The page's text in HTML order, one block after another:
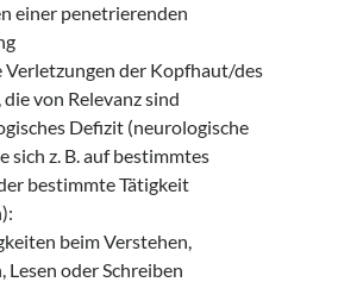
einer penetrierenden
Verletzungen der Kopfhaut/des
die von Relevanz sind
Defizit (neurologische
sich z. B. auf bestimmtes
bestimmte Tätigkeit
beim Verstehen,
Lesen oder Schreiben